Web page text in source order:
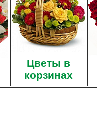
Цветы в
корзинах